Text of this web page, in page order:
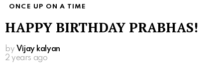
ONCE UP ON A TIME
HAPPY BIRTHDAY PRABHAS!
by Vijay kalyan
2 years ago